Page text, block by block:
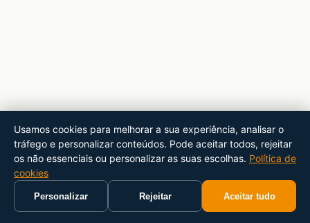
Usamos cookies para melhorar a sua experiência, analisar o
tráfego e personalizar conteúdos. Pode aceitar todos, rejeitar
os não essenciais ou personalizar as suas escolhas. Política de
cookies
Personalizar Rejeitar Aceitar tudo